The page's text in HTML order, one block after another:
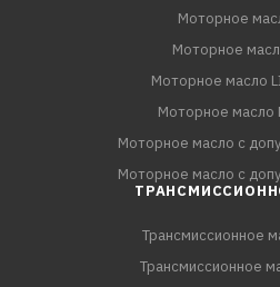
Моторное
Моторное
Моторное масло
Моторное масло
Моторное масло с
Моторное масло с
Трансмиссионное
Трансмиссионное